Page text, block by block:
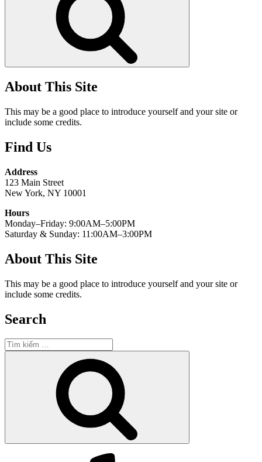
About This Site
This may be a good place to introduce yourself and your site or
include some credits.
Find Us
Address
123 Main Street
New York, NY 10001
Hours
Monday–Friday: 9:00AM–5:00PM
Saturday & Sunday: 11:00AM–3:00PM
About This Site
This may be a good place to introduce yourself and your site or
include some credits.
Search
Tìm
kiếm: